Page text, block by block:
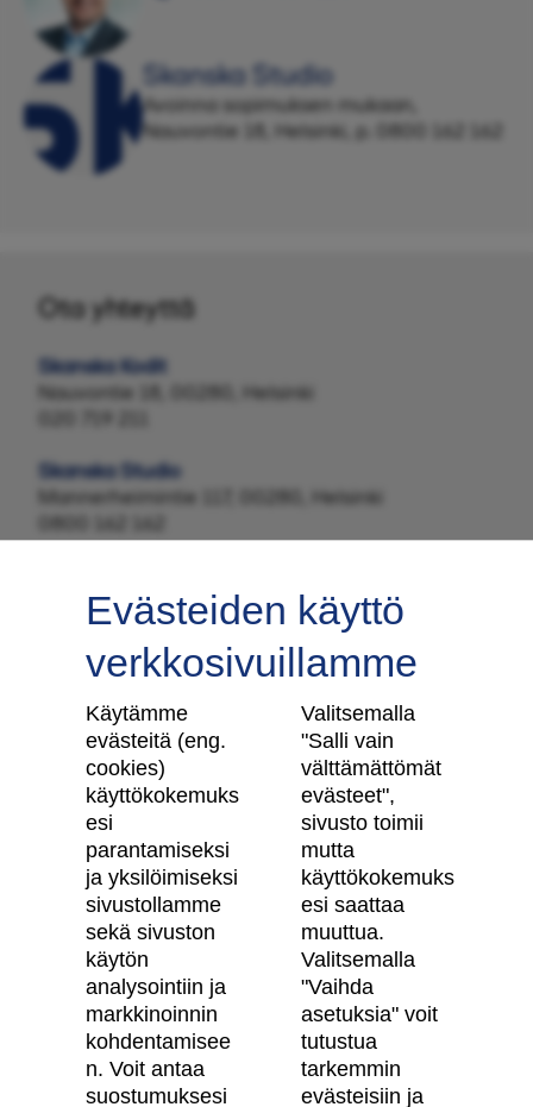
Skanska Studio
Avoinna sopimuksen mukaan,
Nauvontie 18, Helsinki, p. 0800 162 162
Ota yhteyttä
Skanska Kodit
Nauvontie 18, 00280, Helsinki
Skanska Studio
Mannerheimintie 117, 00280, Helsinki
0800 162 162
Tilaa uutiskirje
Skanska Kodit
Artikkelit
Digitaalinen asuntokauppa
Asiakkaiden kokemuksia meistä
Vastuullisuus
Tietosuojaseloste
Evästeiden käyttö
verkkosivuillamme
Käytämme
evästeitä (eng.
cookies)
käyttökokemuks
esi
parantamiseksi
ja yksilöimiseksi
sivustollamme
sekä sivuston
käytön
analysointiin ja
markkinoinnin
kohdentamisee
n. Voit antaa
suostumuksesi
Valitsemalla
"Salli vain
välttämättömät
evästeet",
sivusto toimii
mutta
käyttökokemuks
esi saattaa
muuttua.
Valitsemalla
"Vaihda
asetuksia" voit
tutustua
tarkemmin
evästeisiin ja